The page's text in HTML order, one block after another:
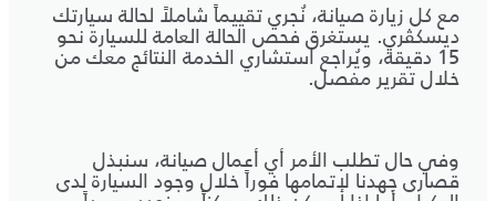
مع كل زيارة صيانة، نُجري تقييماً شاملاً لحالة سيارتك
ديسكڤري. يستغرق فحص الحالة العامة للسيارة نحو
15 دقيقة، ويُراجع استشاري الخدمة النتائج معك من
خلال تقرير مفصل.
وفي حال تطلب الأمر أي أعمال صيانة، سنبذل
قصارى جهدنا لإتمامها فوراً خلال وجود السيارة لدى